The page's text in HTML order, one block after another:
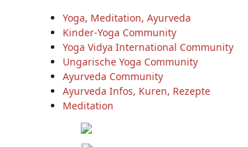
Yoga, Meditation, Ayurveda
Kinder-Yoga Community
Yoga Vidya International Community
Ungarische Yoga Community
Ayurveda Community
Ayurveda Infos, Kuren, Rezepte
Meditation